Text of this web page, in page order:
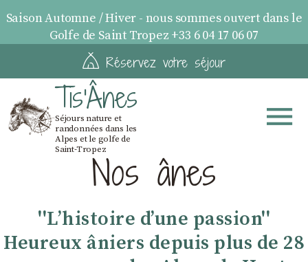
Saison Automne / Hiver - nous sommes ouvert dans le
Golfe de Saint Tropez +33 6 04 17 06 07
Réservez votre séjour
Tis'Ânes
Séjours nature et
randonnées dans les
Alpes et le golfe de
Saint-TropezNos ânes
''Lʼhistoire dʼune passion''
Heureux âniers depuis plus de 28